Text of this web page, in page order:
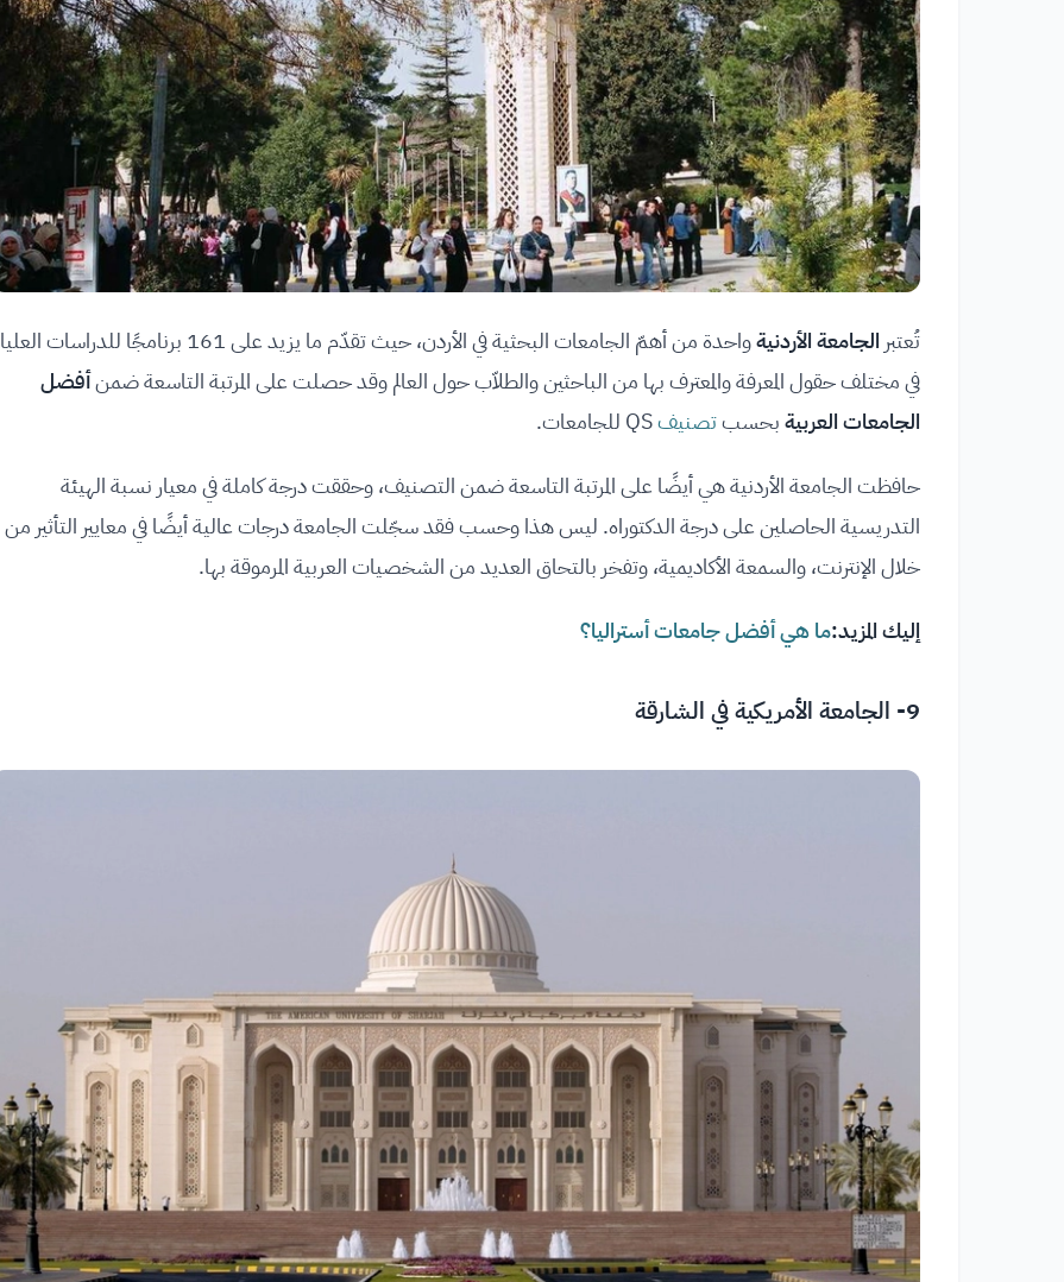
تُعتبر الجامعة الأردنية
واحدة من أهمّ الجامعات البحثية في الأردن، حيث تقدّم ما يزيد على 161 برنامجًا للدراسات العليا
في مختلف حقول المعرفة والمعترف بها من الباحثين والطلاّب حول العالم وقد حصلت على المرتبة التاسعة ضمنأفضل
الجامعات العربيةبحسبتصنيف
حافظت الجامعة الأردنية هي أيضًا على المرتبة التاسعة ضمن التصنيف، وحققت درجة كاملة في معيار نسبة الهيئة
التدريسية الحاصلين على درجة الدكتوراه. ليس هذا وحسب فقد سجّلت الجامعة درجات عالية أيضًا في معايير التأثير من
خلال الإنترنت، والسمعة الأكاديمية، وتفخر بالتحاق العديد من الشخصيات العربية المرموقة بها.
إليك المزيد:ما هي أفضل جامعات أستراليا؟
9- الجامعة الأمريكية في الشارقة